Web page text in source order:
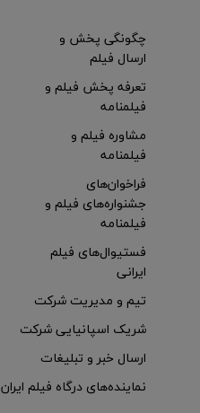
چگونگی پخش و
ارسال فیلم
تعرفه پخش فیلم و
فیلمنامه
مشاوره فیلم و
فیلمنامه
فراخوان‌های
جشنواره‌های فیلم و
فیلمنامه
فستیوال‌های فیلم
ایرانی
تیم و مدیریت شرکت
شریک اسپانیایی شرکت
ارسال خبر و تبلیغات
نماینده‌های درگاه فیلم ایران